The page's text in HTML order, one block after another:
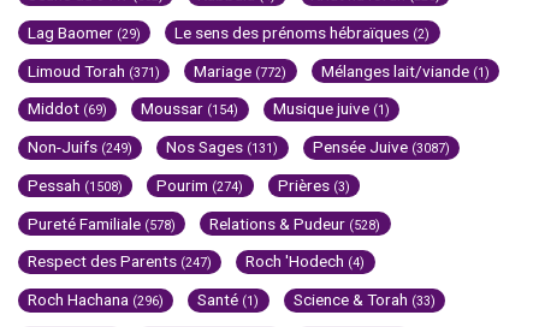
Lag Baomer (29) Le sens des prénoms hébraïques (2)
Limoud Torah (371) Mariage (772) Mélanges lait/viande (1)
Middot (69) Moussar (154) Musique juive (1)
Non-Juifs (249) Nos Sages (131) Pensée Juive (3087)
Pessah (1508) Pourim (274) Prières (3)
Pureté Familiale (578) Relations & Pudeur (528)
Respect des Parents (247) Roch 'Hodech (4)
Roch Hachana (296) Santé (1) Science & Torah (33)